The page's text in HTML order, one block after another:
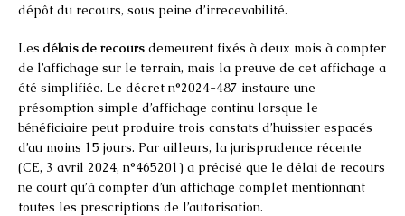
dépôt du recours, sous peine d’irrecevabilité.
Les délais de recours demeurent fixés à deux mois à compter
de l’affichage sur le terrain, mais la preuve de cet affichage a
été simplifiée. Le décret n°2024-487 instaure une
présomption simple d’affichage continu lorsque le
bénéficiaire peut produire trois constats d’huissier espacés
d’au moins 15 jours. Par ailleurs, la jurisprudence récente
(CE, 3 avril 2024, n°465201) a précisé que le délai de recours
ne court qu’à compter d’un affichage complet mentionnant
toutes les prescriptions de l’autorisation.